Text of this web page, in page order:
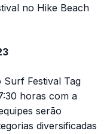
no Hike Beach
Festival Tag
horas com a
serão
diversificadas